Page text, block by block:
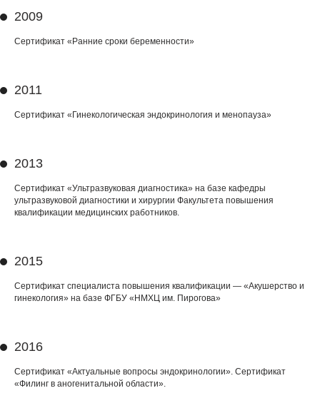
2009
Сертификат «Ранние сроки беременности»
2011
Сертификат «Гинекологическая эндокринология и менопауза»
2013
Сертификат «Ультразвуковая диагностика» на базе кафедры
ультразвуковой диагностики и хирургии Факультета повышения
квалификации медицинских работников.
2015
Сертификат специалиста повышения квалификации — «Акушерство и
гинекология» на базе ФГБУ «НМХЦ им. Пирогова»
2016
Сертификат «Актуальные вопросы эндокринологии». Сертификат
«Филинг в аногенитальной области».